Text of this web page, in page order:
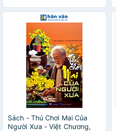
Sách - Thú Chơi Mai Của
Người Xưa - Việt Chương,